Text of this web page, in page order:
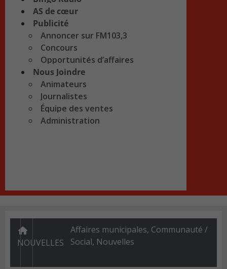
AS de cœur
Publicité
Annoncer sur FM103,3
Concours
Opportunités d’affaires
Nous Joindre
Animateurs
Journalistes
Équipe des ventes
Administration
NOUVELLES
Affaires municipales, Communauté /
Social, Nouvelles